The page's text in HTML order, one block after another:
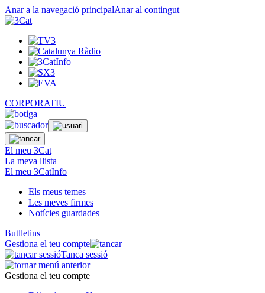
Anar a la navegació principalAnar al contingut
CORPORATIU
El meu 3Cat
La meva llista
El meu 3CatInfo
Els meus temes
Les meves firmes
Notícies guardades
Butlletins
Gestiona el teu compte
Tanca sessió
Gestiona el teu compte